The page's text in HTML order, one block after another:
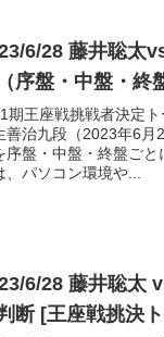
6/28 藤井聡太
序盤・中盤・終
期王座戦挑戦者決定
善治九段（2023年6月
序盤・中盤・終盤ご
、パソコン環境や...
6/28 藤井聡太
断 [王座戦挑決